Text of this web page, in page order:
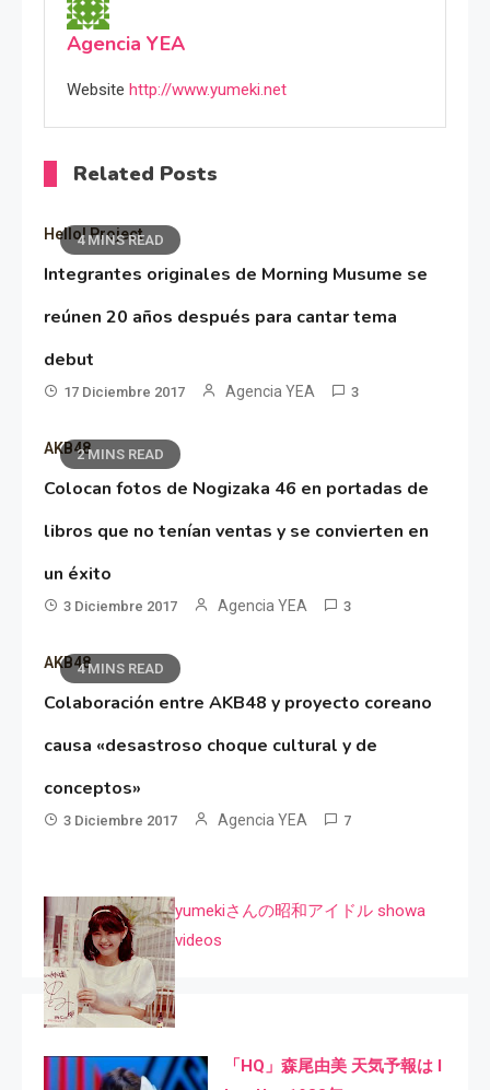
Agencia YEA
Website http://www.yumeki.net
Related Posts
4 MINS READ
Hello! Project
Integrantes originales de Morning Musume se
reúnen 20 años después para cantar tema
debut
17 Diciembre 2017 Agencia YEA 3
2 MINS READ
AKB48
Colocan fotos de Nogizaka 46 en portadas de
libros que no tenían ventas y se convierten en
un éxito
3 Diciembre 2017 Agencia YEA 3
4 MINS READ
AKB48
Colaboración entre AKB48 y proyecto coreano
causa «desastroso choque cultural y de
conceptos»
3 Diciembre 2017 Agencia YEA 7
yumekiさんの昭和アイドル showa
videos
「HQ」森尾由美 天気予報は I